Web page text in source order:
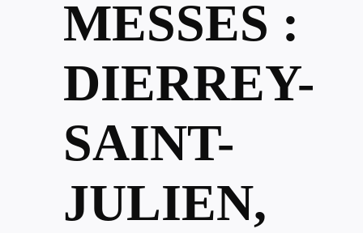
MESSES :
DIERREY-
SAINT-
JULIEN,